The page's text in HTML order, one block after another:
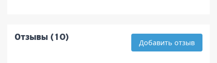
Отзывы (10)
Добавить отзыв